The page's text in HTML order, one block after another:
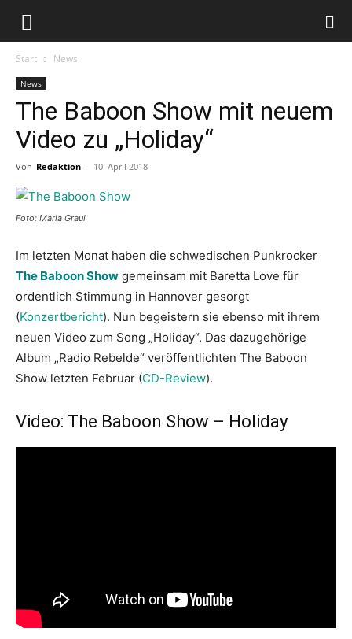
Start News
News
The Baboon Show mit neuem
Video zu „Holiday“
Von Redaktion - 10. April 2018
Foto: Maria Graul
Im letzten Monat haben die schwedischen Punkrocker
The Baboon Show gemeinsam mit Baretta Love für
ordentlich Stimmung in Hannover gesorgt
(Konzertbericht). Nun begeistern sie ebenso mit ihrem
neuen Video zum Song „Holiday“. Das dazugehörige
Album „Radio Rebelde“ veröffentlichten The Baboon
Show letzten Februar (CD-Review).
Video: The Baboon Show – Holiday